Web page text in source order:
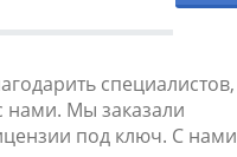
специалистов,
нами. Мы заказали
под ключ. С нами